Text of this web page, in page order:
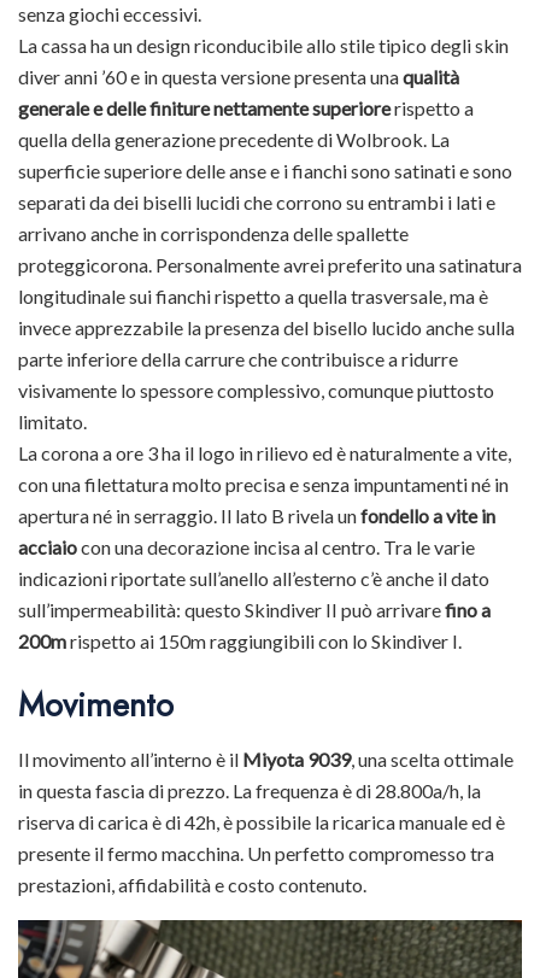
senza giochi eccessivi.
La cassa ha un design riconducibile allo stile tipico degli skin
diver anni ’60 e in questa versione presenta unaqualità
generale e delle finiture nettamente superiorerispetto a
quella della generazione precedente di Wolbrook. La
superficie superiore delle anse e i fianchi sono satinati e sono
separati da dei biselli lucidi che corrono su entrambi i lati e
arrivano anche in corrispondenza delle spallette
proteggicorona. Personalmente avrei preferito una satinatura
longitudinale sui fianchi rispetto a quella trasversale, ma è
invece apprezzabile la presenza del bisello lucido anche sulla
parte inferiore della carrure che contribuisce a ridurre
visivamente lo spessore complessivo, comunque piuttosto
limitato.
La corona a ore 3 ha il logo in rilievo ed è naturalmente a vite,
con una filettatura molto precisa e senza impuntamenti né in
apertura né in serraggio. Il lato B rivela unfondello a vite in
acciaiocon una decorazione incisa al centro. Tra le varie
indicazioni riportate sull’anello all’esterno c’è anche il dato
sull’impermeabilità: questo Skindiver II può arrivarefino a
200mrispetto ai 150m raggiungibili con lo Skindiver I.
Movimento
Il movimento all’interno è il Miyota 9039, una scelta ottimale
in questa fascia di prezzo. La frequenza è di 28.800a/h, la
riserva di carica è di 42h, è possibile la ricarica manuale ed è
presente il fermo macchina. Un perfetto compromesso tra
prestazioni, affidabilità e costo contenuto.